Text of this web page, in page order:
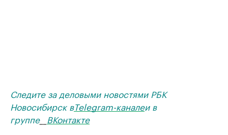
Следите за деловыми новостями РБК
Новосибирск вTelegram-каналеи в
группе__ ВКонтакте